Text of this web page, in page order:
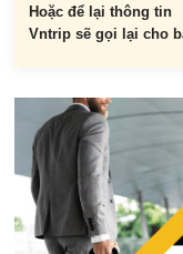
Hoặc để lại thông tin
Vntrip sẽ gọi lại cho